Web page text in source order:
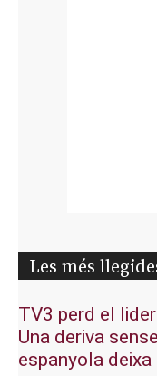
Les més
TV3 perd el
Una deriva
espanyola